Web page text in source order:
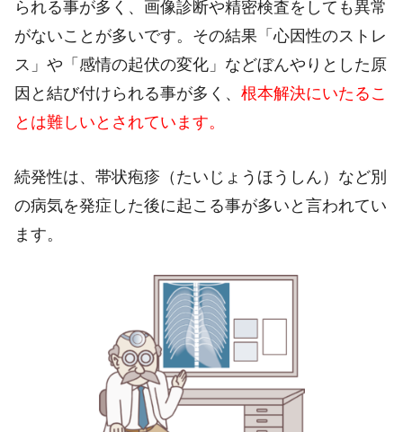
られる事が多く、画像診断や精密検査をしても異常
がないことが多いです。その結果「心因性のストレ
ス」や「感情の起伏の変化」などぼんやりとした原
因と結び付けられる事が多く、 根本解決にいたるこ
とは難しいとされています。
続発性は、帯状疱疹（たいじょうほうしん）など別
の病気を発症した後に起こる事が多いと言われてい
ます。